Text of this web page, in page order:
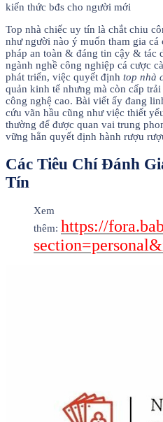
kiến thức bđs cho người mới
Top nhà chiếc uy tín là chắt chiu
như người nào ý muốn tham gia
pháp an toàn & đáng tin cậy & tác
ngành nghề công nghiệp cá cược
phát triển, việc quyết định top nhà
quản kinh tế nhưng mà còn cấp
công nghệ cao. Bài viết ấy đang
cứu vãn hầu cũng như việc thiết
thường để được quan vai trung
vững hẳn quyết định hành rượu
Các Tiêu Chí Đánh
Tín
Xem
thêm: https://